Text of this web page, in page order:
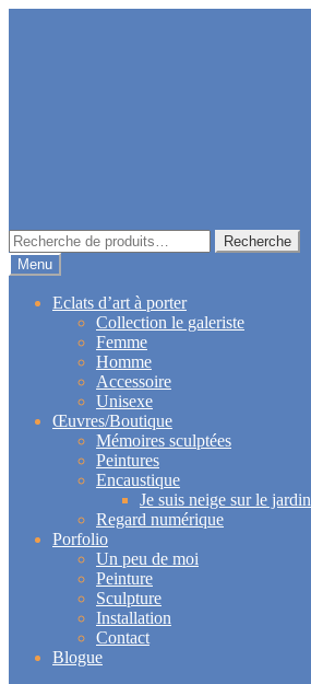
Recherche
pour :
Recherche
Menu
Eclats d’art à porter
Collection le galeriste
Femme
Homme
Accessoire
Unisexe
Œuvres/Boutique
Mémoires sculptées
Peintures
Encaustique
Je suis neige sur le jardin
Regard numérique
Porfolio
Un peu de moi
Peinture
Sculpture
Installation
Contact
Blogue